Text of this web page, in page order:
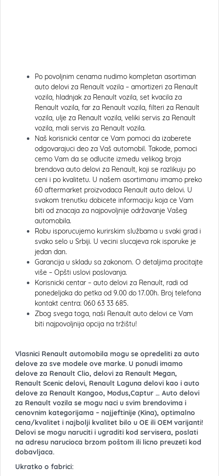
Po povoljnim cenama nudimo kompletan asortiman
auto delovi za Renault vozila – amortizeri za Renault
vozila, hladnjak za Renault vozila, set kvacila za
Renault vozila, far za Renault vozila, filteri za Renault
vozila, ulje za Renault vozila, veliki servis za Renault
vozila, mali servis za Renault vozila.
Naš korisnicki centar ce Vam pomoci da izaberete
odgovarajuci deo za Vaš automobil. Takode, pomoci
cemo Vam da se odlucite izmedu velikog broja
brendova auto delovi za Renault, koji se razlikuju po
ceni i po kvalitetu. U našem asortimanu imamo preko
60 aftermarket proizvodaca Renault auto delovi. U
svakom trenutku dobicete informaciju koja ce Vam
biti od znacaja za najpovoljnije održavanje Vašeg
automobila.
Robu isporucujemo kurirskim službama u svaki grad i
svako selo u Srbiji. U vecini slucajeva rok isporuke je
jedan dan.
Garancija u skladu sa zakonom. O detaljima procitajte
više – Opšti uslovi poslovanja.
Korisnicki centar – auto delovi za Renault, radi od
ponedeljaka do petka od 9.00 do 17.00h. Broj telefona
kontakt centra: 060 63 33 685.
Zbog svega toga, naši Renault auto delovi ce Vam
biti najpovoljnija opcija na tržištu!
Vlasnici Renault automobila mogu se opredeliti za auto
delove za sve modele ove marke. U ponudi imamo
delove za Renault Clio, delovi za Renault Megan,
Renault Scenic delovi, Renault Laguna delovi kao i auto
delove za Renault Kangoo, Modus,Captur … Auto delovi
za Renault vozila se mogu naci u svim brendovima i
cenovnim kategorijama – najjeftinije (Kina), optimalno
cena/kvalitet i najbolji kvalitet bilo u OE ili OEM varijanti!
Delovi se mogu naruciti i ugraditi kod servisera, poslati
na adresu narucioca brzom poštom ili licno preuzeti kod
dobavljaca.
Ukratko o fabrici: